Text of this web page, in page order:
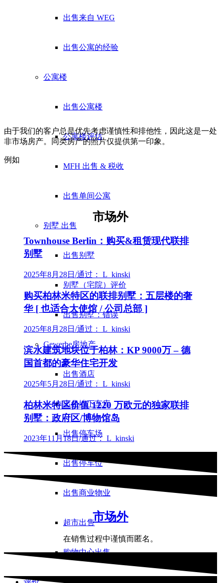
出售来自 WEG
出售公寓的经验
公寓楼
出售公寓楼
公寓楼评估
MFH 出售 & 税收
出售单间公寓
别墅 出售
出售别墅
别墅（宅院）评价
出售别墅：错误
Gewerbe房地产
出售酒店
出售地下车库
出售停车场
出售停车位
出售商业物业
超市出售
购物中心出售
由于我们的客户总是优先考虑谨慎性和排他性，因此这是一处
非市场房产。同类房产的照片仅提供第一印象。
例如
市场外
Townhouse Berlin：购买&租赁现代联排
别墅
2025年8月28日 /通过： L_kinski
购买柏林米特区的联排别墅：五层楼的奢
华 [ 也适合大使馆 / 公司总部 ]
2025年8月28日 /通过： L_kinski
滨水建筑地块位于柏林：KP 9000万 – 德
国首都的豪华住宅开发
2025年5月28日 /通过： L_kinski
柏林米特区价值 1220 万欧元的独家联排
别墅：政府区/博物馆岛
2023年11月18日/通过： L_kinski
市场外
在销售过程中谨慎而匿名。